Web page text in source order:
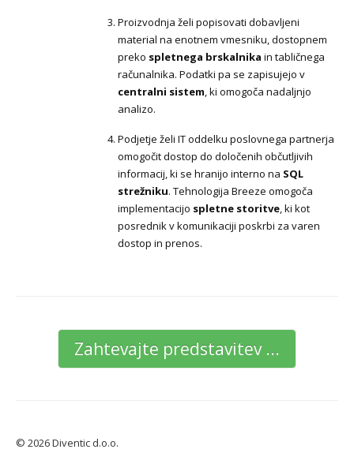
Proizvodnja želi popisovati dobavljeni
material na enotnem vmesniku, dostopnem
preko spletnega brskalnika in tabličnega
računalnika. Podatki pa se zapisujejo v
centralni sistem, ki omogoča nadaljnjo
analizo.
Podjetje želi IT oddelku poslovnega partnerja
omogočit dostop do določenih občutljivih
informacij, ki se hranijo interno na SQL
strežniku. Tehnologija Breeze omogoča
implementacijo spletne storitve, ki kot
posrednik v komunikaciji poskrbi za varen
dostop in prenos.
Zahtevajte predstavitev ...
© 2026 Diventic d.o.o.